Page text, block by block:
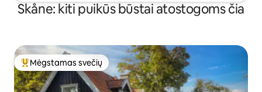
Skåne: kiti puikūs būstai atostogoms čia
Svečių mėgstamiausias
Mėgstamas svečių